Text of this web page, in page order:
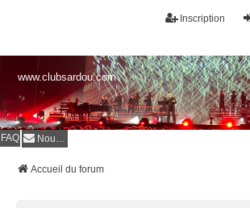
Inscription
www.clubsardou.com
FAQ Nous contacter
Accueil du forum